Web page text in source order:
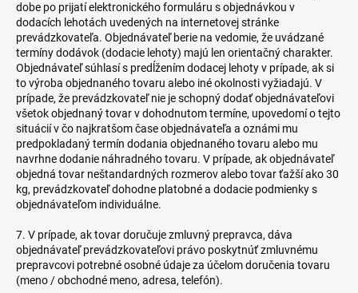
dobe po prijatí elektronického formuláru s objednávkou v
dodacích lehotách uvedených na internetovej stránke
prevádzkovateľa. Objednávateľ berie na vedomie, že uvádzané
termíny dodávok (dodacie lehoty) majú len orientačný charakter.
Objednávateľ súhlasí s predĺžením dodacej lehoty v prípade, ak si
to výroba objednaného tovaru alebo iné okolnosti vyžiadajú. V
prípade, že prevádzkovateľ nie je schopný dodať objednávateľovi
všetok objednaný tovar v dohodnutom termíne, upovedomí o tejto
situácií v čo najkratšom čase objednávateľa a oznámi mu
predpokladaný termín dodania objednaného tovaru alebo mu
navrhne dodanie náhradného tovaru. V prípade, ak objednávateľ
objedná tovar neštandardných rozmerov alebo tovar ťažší ako 30
kg, prevádzkovateľ dohodne platobné a dodacie podmienky s
objednávateľom individuálne.
7. V prípade, ak tovar doručuje zmluvný prepravca, dáva
objednávateľ prevádzkovateľovi právo poskytnúť zmluvnému
prepravcovi potrebné osobné údaje za účelom doručenia tovaru
(meno / obchodné meno, adresa, telefón).